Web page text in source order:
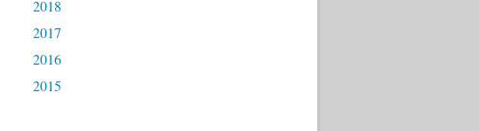
2018
2017
2016
2015